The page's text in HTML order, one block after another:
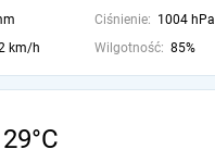
Ciśnienie: 1004 hPa
km/h Wilgotność: 85%
29°C